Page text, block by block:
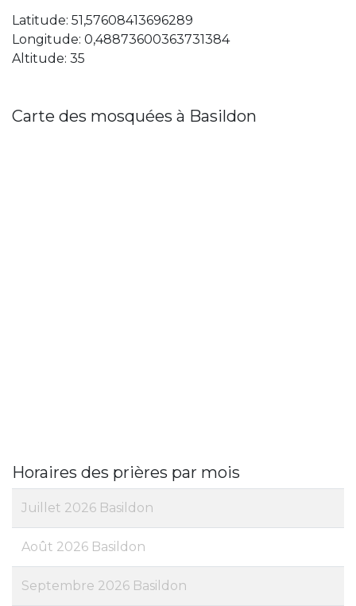
Latitude: 51,57608413696289
Longitude: 0,48873600363731384
Altitude: 35
Carte des mosquées à Basildon
Horaires des prières par mois
Juillet 2026 Basildon
Août 2026 Basildon
Septembre 2026 Basildon